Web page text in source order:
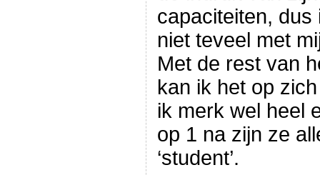
capaciteiten, dus
niet teveel met
Met de rest van
kan ik het op
ik merk wel heel
op 1 na zijn ze
‘student’.